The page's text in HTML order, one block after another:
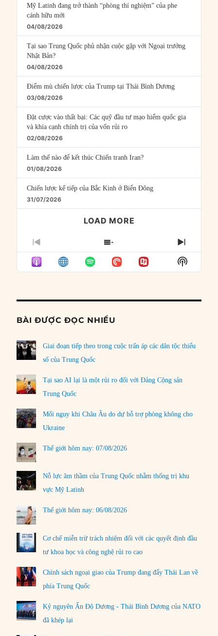
Mỹ Latinh đang trở thành “phòng thí nghiệm” của phe
cánh hữu mới
04/08/2026
Tại sao Trung Quốc phủ nhận cuộc gặp với Ngoại trưởng
Nhật Bản?
04/08/2026
Điểm mù chiến lược của Trump tại Thái Bình Dương
03/08/2026
Đặt cược vào thất bại: Các quỹ đầu tư mạo hiểm quốc gia
và khía cạnh chính trị của vốn rủi ro
02/08/2026
Làm thế nào để kết thúc Chiến tranh Iran?
01/08/2026
Chiến lược kế tiếp của Bắc Kinh ở Biển Đông
31/07/2026
LOAD MORE
PREVIOUS
EPISODE
SHOW
EPISODES
LIST
NEXT
Show
Podcast
BÀI ĐƯỢC ĐỌC NHIỀU
Giai đoạn tiếp theo trong cuộc trấn áp các dân tộc thiểu
số của Trung Quốc
Tại sao AI lại là một rủi ro đối với Đảng Cộng sản
Trung Quốc
Mối nguy khi Châu Âu do dự hỗ trợ phòng không cho
Ukraine
Thế giới hôm nay: 07/08/2026
Nỗ lực âm thầm của Trung Quốc nhằm thống trị khu
vực Mỹ Latinh
Thế giới hôm nay: 06/08/2026
Cơ chế miễn trừ trách nhiệm đối với các quyết định đầu
tư khoa học và công nghệ rủi ro cao
Chính sách ngoại giao của Trump đang đẩy Thái Lan về
phía Trung Quốc
Kỷ nguyên Ấn Độ Dương - Thái Bình Dương của NATO
đã khép lại